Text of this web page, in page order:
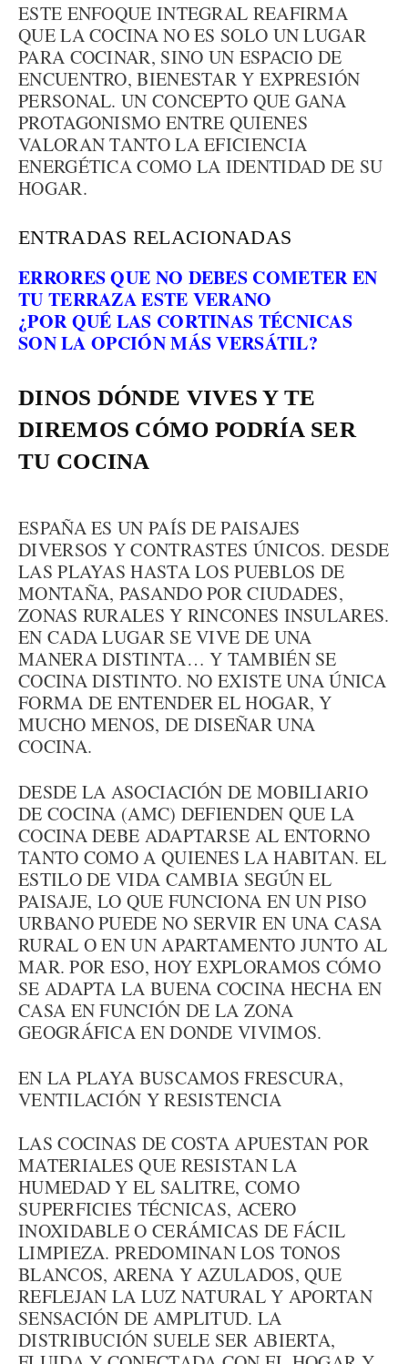
ESTE ENFOQUE INTEGRAL REAFIRMA
QUE LA COCINA NO ES SOLO UN LUGAR
PARA COCINAR, SINO UN ESPACIO DE
ENCUENTRO, BIENESTAR Y EXPRESIÓN
PERSONAL. UN CONCEPTO QUE GANA
PROTAGONISMO ENTRE QUIENES
VALORAN TANTO LA EFICIENCIA
ENERGÉTICA COMO LA IDENTIDAD DE SU
HOGAR.
ENTRADAS RELACIONADAS
ERRORES QUE NO DEBES COMETER EN
TU TERRAZA ESTE VERANO
¿POR QUÉ LAS CORTINAS TÉCNICAS
SON LA OPCIÓN MÁS VERSÁTIL?
DINOS DÓNDE VIVES Y TE
DIREMOS CÓMO PODRÍA SER
TU COCINA
ESPAÑA ES UN PAÍS DE PAISAJES
DIVERSOS Y CONTRASTES ÚNICOS. DESDE
LAS PLAYAS HASTA LOS PUEBLOS DE
MONTAÑA, PASANDO POR CIUDADES,
ZONAS RURALES Y RINCONES INSULARES.
EN CADA LUGAR SE VIVE DE UNA
MANERA DISTINTA… Y TAMBIÉN SE
COCINA DISTINTO. NO EXISTE UNA ÚNICA
FORMA DE ENTENDER EL HOGAR, Y
MUCHO MENOS, DE DISEÑAR UNA
COCINA.
DESDE LA ASOCIACIÓN DE MOBILIARIO
DE COCINA (AMC) DEFIENDEN QUE LA
COCINA DEBE ADAPTARSE AL ENTORNO
TANTO COMO A QUIENES LA HABITAN. EL
ESTILO DE VIDA CAMBIA SEGÚN EL
PAISAJE, LO QUE FUNCIONA EN UN PISO
URBANO PUEDE NO SERVIR EN UNA CASA
RURAL O EN UN APARTAMENTO JUNTO AL
MAR. POR ESO, HOY EXPLORAMOS CÓMO
SE ADAPTA LA BUENA COCINA HECHA EN
CASA EN FUNCIÓN DE LA ZONA
GEOGRÁFICA EN DONDE VIVIMOS.
EN LA PLAYA BUSCAMOS FRESCURA,
VENTILACIÓN Y RESISTENCIA
LAS COCINAS DE COSTA APUESTAN POR
MATERIALES QUE RESISTAN LA
HUMEDAD Y EL SALITRE, COMO
SUPERFICIES TÉCNICAS, ACERO
INOXIDABLE O CERÁMICAS DE FÁCIL
LIMPIEZA. PREDOMINAN LOS TONOS
BLANCOS, ARENA Y AZULADOS, QUE
REFLEJAN LA LUZ NATURAL Y APORTAN
SENSACIÓN DE AMPLITUD. LA
DISTRIBUCIÓN SUELE SER ABIERTA,